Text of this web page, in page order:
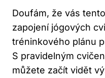
Doufám, že vás
zapojení jógových
tréninkového‌ plánu⁤
S pravidelným
můžete začít vidět